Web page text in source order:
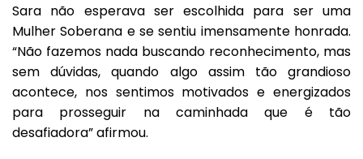
Sara não esperava ser escolhida para ser uma
Mulher Soberana e se sentiu imensamente honrada.
“Não fazemos nada buscando reconhecimento, mas
sem dúvidas, quando algo assim tão grandioso
acontece, nos sentimos motivados e energizados
para prosseguir na caminhada que é tão
desafiadora” afirmou.